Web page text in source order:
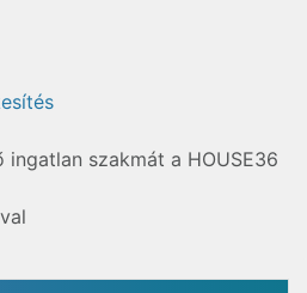
ingatlan szakmát a HOUSE36